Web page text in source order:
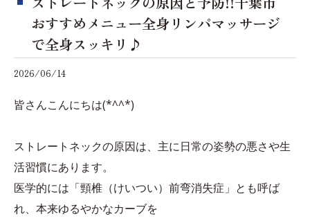
おすすめメニュー全身リンパマッサージ
で全身スッキリ♪
2026/06/14
皆さんこんにちは(*^^*)
ストレートネックの原因は、主に日常の姿勢の悪さや生
活習慣にあります。
医学的には「頸椎（けいつい）前弯消失症」とも呼ば
れ、本来ゆるやかなカーブを